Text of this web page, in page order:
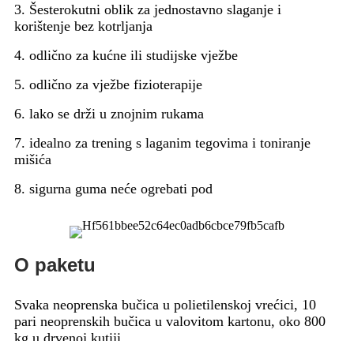
3. Šesterokutni oblik za jednostavno slaganje i
korištenje bez kotrljanja
4. odlično za kućne ili studijske vježbe
5. odlično za vježbe fizioterapije
6. lako se drži u znojnim rukama
7. idealno za trening s laganim tegovima i toniranje
mišića
8. sigurna guma neće ogrebati pod
O paketu
Svaka neoprenska bučica u polietilenskoj vrećici, 10
pari neoprenskih bučica u valovitom kartonu, oko 800
kg u drvenoj kutiji